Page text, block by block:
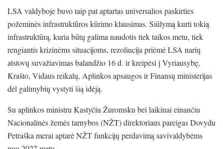
LSA valdyboje buvo taip pat aptartas universalios paskirties
požeminės infrastruktūros kūrimo klausimas. Siūlymą kurti tokią
infrastruktūrą, kuria būtų galima naudotis tiek taikos metu, tiek
rengiantis krizinėms situacijoms, rezoliucija priėmė LSA narių
atstovų suvažiavimas balandžio 16 d. ir kreipėsi į Vyriausybę,
Krašto, Vidaus reikalų, Aplinkos apsaugos ir Finansų ministerijas
dėl galimybių vystyti šią idėją.
Su aplinkos ministru Kastyčiu Žuromsku bei laikinai einančiu
Nacionalinės žemės tarnybos (NŽT) direktoriaus pareigas Dovydu
Petraška merai aptarė NŽT funkcijų perdavimą savivaldybėms